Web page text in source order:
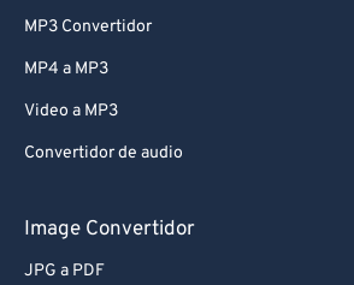
MP3 Convertidor
MP4 a MP3
Video a MP3
Convertidor de audio
Image Convertidor
JPG a PDF